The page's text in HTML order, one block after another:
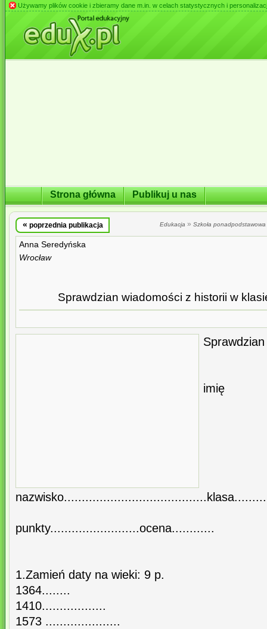
Używamy plików cookie i zbieramy dane m.in. w celach statystycznych i
Strona główna Publikuj u nas
« poprzednia publikacja Edukacja » Szkoła ponadpodstawowa
Anna Seredyńska
Wrocław
Sprawdzian wiadomości z historii w
punkty.........................ocena............
1.Zamień daty na wieki: 9 p.
1364........
1410..................
1573 .....................